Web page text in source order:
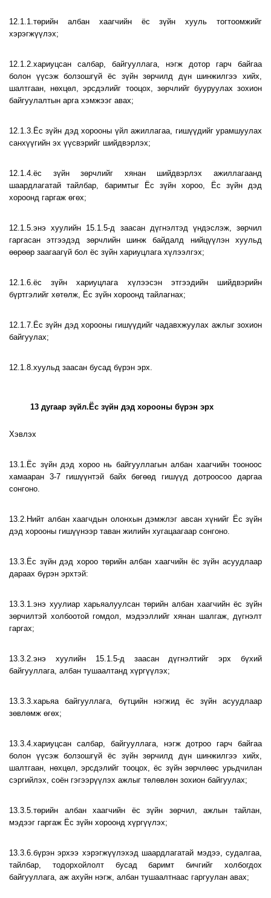
12.1.1.төрийн албан хаагчийн ёс зүйн хууль тогтоомжийг
хэрэгжүүлэх;
12.1.2.хариуцсан салбар, байгууллага, нэгж дотор гарч байгаа
болон үүсэж болзошгүй ёс зүйн зөрчилд дүн шинжилгээ хийх,
шалтгаан, нөхцөл, эрсдэлийг тооцох, зөрчлийг бууруулах зохион
байгуулалтын арга хэмжээг авах;
12.1.3.Ёс зүйн дэд хорооны үйл ажиллагаа, гишүүдийг урамшуулах
санхүүгийн эх үүсвэрийг шийдвэрлэх;
12.1.4.ёс зүйн зөрчлийг хянан шийдвэрлэх ажиллагаанд
шаардлагатай тайлбар, баримтыг Ёс зүйн хороо, Ёс зүйн дэд
хороонд гаргаж өгөх;
12.1.5.энэ хуулийн 15.1.5-д заасан дүгнэлтэд үндэслэж, зөрчил
гаргасан этгээдэд зөрчлийн шинж байдалд нийцүүлэн хуульд
өөрөөр заагаагүй бол ёс зүйн хариуцлага хүлээлгэх;
12.1.6.ёс зүйн хариуцлага хүлээсэн этгээдийн шийдвэрийн
бүртгэлийг хөтөлж, Ёс зүйн хороонд тайлагнах;
12.1.7.Ёс зүйн дэд хорооны гишүүдийг чадавхжуулах ажлыг зохион
байгуулах;
12.1.8.хуульд заасан бусад бүрэн эрх.
13 дугаар зүйл.Ёс зүйн дэд хорооны бүрэн эрх
Хэвлэх
13.1.Ёс зүйн дэд хороо нь байгууллагын албан хаагчийн тооноос
хамааран 3-7 гишүүнтэй байх бөгөөд гишүүд дотроосоо даргаа
сонгоно.
13.2.Нийт албан хаагчдын олонхын дэмжлэг авсан хүнийг Ёс зүйн
дэд хорооны гишүүнээр таван жилийн хугацаагаар сонгоно.
13.3.Ёс зүйн дэд хороо төрийн албан хаагчийн ёс зүйн асуудлаар
дараах бүрэн эрхтэй:
13.3.1.энэ хуулиар харьяалуулсан төрийн албан хаагчийн ёс зүйн
зөрчилтэй холбоотой гомдол, мэдээллийг хянан шалгаж, дүгнэлт
гаргах;
13.3.2.энэ хуулийн 15.1.5-д заасан дүгнэлтийг эрх бүхий
байгууллага, албан тушаалтанд хүргүүлэх;
13.3.3.харьяа байгууллага, бүтцийн нэгжид ёс зүйн асуудлаар
зөвлөмж өгөх;
13.3.4.хариуцсан салбар, байгууллага, нэгж дотроо гарч байгаа
болон үүсэж болзошгүй ёс зүйн зөрчилд дүн шинжилгээ хийх,
шалтгаан, нөхцөл, эрсдэлийг тооцох, ёс зүйн зөрчлөөс урьдчилан
сэргийлэх, соён гэгээрүүлэх ажлыг төлөвлөн зохион байгуулах;
13.3.5.төрийн албан хаагчийн ёс зүйн зөрчил, ажлын тайлан,
мэдээг гаргаж Ёс зүйн хороонд хүргүүлэх;
13.3.6.бүрэн эрхээ хэрэгжүүлэхэд шаардлагатай мэдээ, судалгаа,
тайлбар, тодорхойлолт бусад баримт бичгийг холбогдох
байгууллага, аж ахуйн нэгж, албан тушаалтнаас гаргуулан авах;